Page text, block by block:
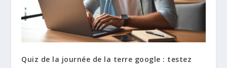
Quiz de la journée de la terre google : testez